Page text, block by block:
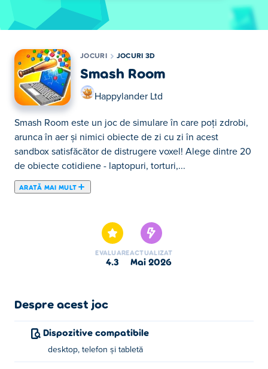
JOCURI JOCURI 3D
Smash Room
Happylander Ltd
Smash Room este un joc de simulare în care poți zdrobi,
arunca în aer și nimici obiecte de zi cu zi în acest
sandbox satisfăcător de distrugere voxel! Alege dintre 20
de obiecte cotidiene - laptopuri, torturi,...
ARATĂ MAI MULT
sandbox satisfăcător de distrugere voxel! Alege dintre 20
de obiecte cotidiene - laptopuri, torturi,
radiocasetofoane, burgeri și multe altele - apoi alege-ți
disc de ferăstrău. Privește cum fiecare obiect se sparge în
în lanț. Cu 12 arme distructive și nenumărate moduri de a
distruge fiecare obiect, singura întrebare este — ce vei
EVALUARE
4.3
ACTUALIZAT
mai 2026
Despre acest joc
Dispozitive compatibile
desktop, telefon și tabletă